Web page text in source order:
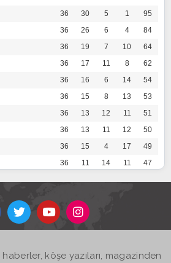
36 30 5 1
95
36 26 6 4
84
36 19 7 10
64
36 17 11 8
62
36 16 6 14
54
36 15 8 13
53
36 13 12 11
51
36 13 11 12
50
36 15 4 17
49
36 11 14 11
47
36 12
36 11 12 13
45
köşe yazıları, magazinden